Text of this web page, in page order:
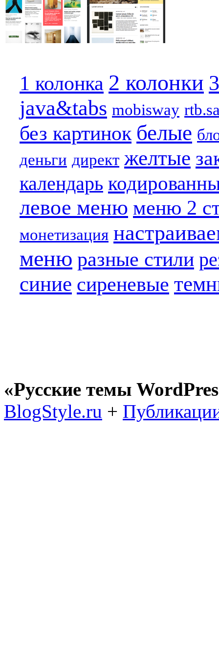
1 колонка 2 колонки
java&tabs mobisway
без картинок белые
деньги директ желтые
календарь
левое меню меню 2
монетизация
меню разные стили
синие сиреневые
«Русские темы
BlogStyle.ru +